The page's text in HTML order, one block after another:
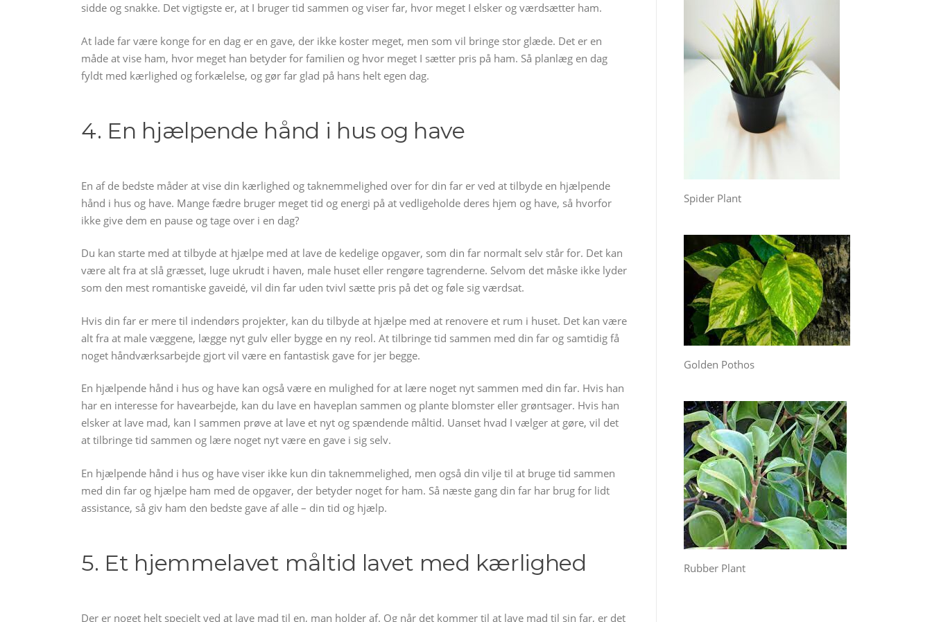
sidde og snakke. Det vigtigste er, at I bruger tid sammen og viser far, hvor meget I elsker og værdsætter ham.
At lade far være konge for en dag er en gave, der ikke koster meget, men som vil bringe stor glæde. Det er en
måde at vise ham, hvor meget han betyder for familien og hvor meget I sætter pris på ham. Så planlæg en dag
fyldt med kærlighed og forkælelse, og gør far glad på hans helt egen dag.
4. En hjælpende hånd i hus og have
En af de bedste måder at vise din kærlighed og taknemmelighed over for din far er ved at tilbyde en hjælpende
hånd i hus og have. Mange fædre bruger meget tid og energi på at vedligeholde deres hjem og have, så hvorfor
ikke give dem en pause og tage over i en dag?
Du kan starte med at tilbyde at hjælpe med at lave de kedelige opgaver, som din far normalt selv står for. Det kan
være alt fra at slå græsset, luge ukrudt i haven, male huset eller rengøre tagrenderne. Selvom det måske ikke lyder
som den mest romantiske gaveidé, vil din far uden tvivl sætte pris på det og føle sig værdsat.
Hvis din far er mere til indendørs projekter, kan du tilbyde at hjælpe med at renovere et rum i huset. Det kan være
alt fra at male væggene, lægge nyt gulv eller bygge en ny reol. At tilbringe tid sammen med din far og samtidig få
noget håndværksarbejde gjort vil være en fantastisk gave for jer begge.
En hjælpende hånd i hus og have kan også være en mulighed for at lære noget nyt sammen med din far. Hvis han
har en interesse for havearbejde, kan du lave en haveplan sammen og plante blomster eller grøntsager. Hvis han
elsker at lave mad, kan I sammen prøve at lave et nyt og spændende måltid. Uanset hvad I vælger at gøre, vil det
at tilbringe tid sammen og lære noget nyt være en gave i sig selv.
En hjælpende hånd i hus og have viser ikke kun din taknemmelighed, men også din vilje til at bruge tid sammen
med din far og hjælpe ham med de opgaver, der betyder noget for ham. Så næste gang din far har brug for lidt
assistance, så giv ham den bedste gave af alle – din tid og hjælp.
5. Et hjemmelavet måltid lavet med kærlighed
Der er noget helt specielt ved at lave mad til en, man holder af. Og når det kommer til at lave mad til sin far, er det
Spider Plant
Golden Pothos
Rubber Plant